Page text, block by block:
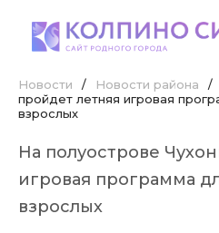
Новости / Новости района /
пройдет летняя игровая
взрослых
На полуострове
игровая программа
взрослых